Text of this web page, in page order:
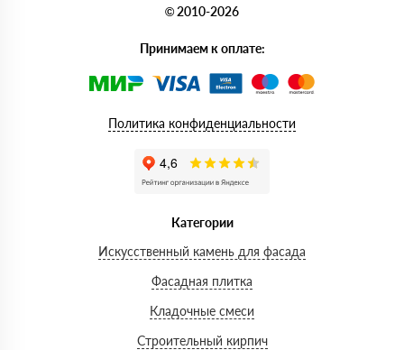
© 2010-2026
Принимаем к оплате:
Политика конфиденциальности
Категории
Искусственный камень для фасада
Фасадная плитка
Кладочные смеси
Строительный кирпич